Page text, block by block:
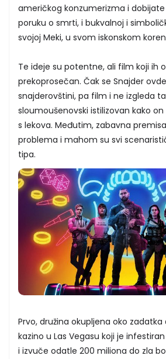
američkog konzumerizma i
poruku o smrti, i bukvalnoj i
svojoj Meki, u svom iskonskom
Te ideje su potentne, ali film koji ih
prekoprosečan. Čak se Snajder
snajderovštini, pa film i ne izgleda
sloumoušenovski istilizovan kako
s lekova. Međutim, zabavna
problema i mahom su svi
tipa.
Prvo, družina okupljena oko
kazino u Las Vegasu koji je
i izvuče odatle 200 miliona do zla